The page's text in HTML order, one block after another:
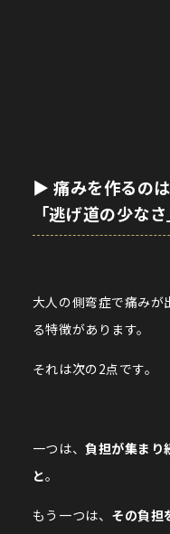
▶︎ 痛みを作るの
「逃げ道の少なさ
大人の側弯症で痛みが
る特徴があります。
それは次の2点です。
一つは、負担が集まり
と。
もう一つは、 その負担